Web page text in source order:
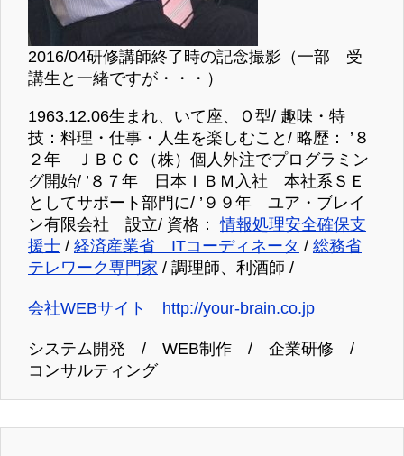
2016/04研修講師終了時の記念撮影（一部 受
講生と一緒ですが・・・）
1963.12.06生まれ、いて座、Ｏ型/ 趣味・特
技：料理・仕事・人生を楽しむこと/ 略歴： ’８
２年 ＪＢＣＣ（株）個人外注でプログラミン
グ開始/ ’８７年 日本ＩＢＭ入社 本社系ＳＥ
としてサポート部門に/ ’９９年 ユア・ブレイ
ン有限会社 設立/ 資格：情報処理安全確保支
援士 / 経済産業省 ITコーディネータ / 総務省
テレワーク専門家 / 調理師、利酒師 /
会社WEBサイト http://your-brain.co.jp
システム開発 / WEB制作 / 企業研修 /
コンサルティング